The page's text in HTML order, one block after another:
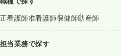
正看護師准看護師保健師助産師
担当業務で探す